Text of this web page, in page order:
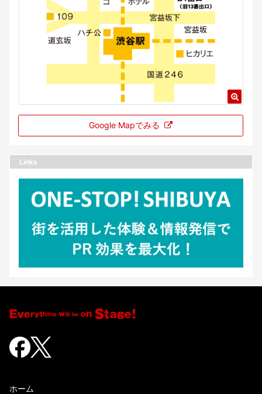
Google Mapでみる
Links
ホーム